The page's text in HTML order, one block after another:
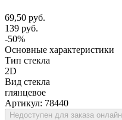
69,50 руб.
139 руб.
-50%
Основные характеристики
Тип стекла
2D
Вид стекла
глянцевое
Артикул: 78440
Недоступен для заказа онлайн